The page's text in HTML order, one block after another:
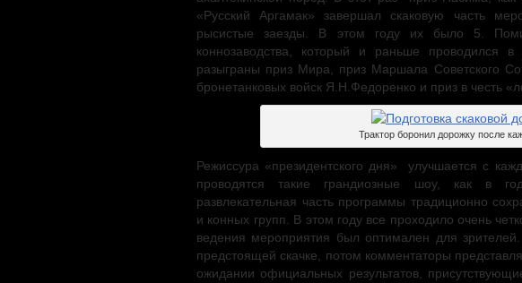
«Русский Аргамак» завершал скаковую часть
рысистые заезды. В этом году их было 5.
коннозаводства, который и раньше проводился в
разыграны приз Мира, приз Маршала Советского
бронетанковых войск Я.Н.Федоренко и приз в честь
Трактор боронил дорожку после
Режиссура «президентского дня» улучшается с
проводятся такие грандиозные шоу, как в
развлекательная часть программы традиционно
и конных групп. В этом году все проходило очень
ведения мероприятия был оптимален для
предстоящей скачке, потом комментаторы
ожидании официальных результатов,